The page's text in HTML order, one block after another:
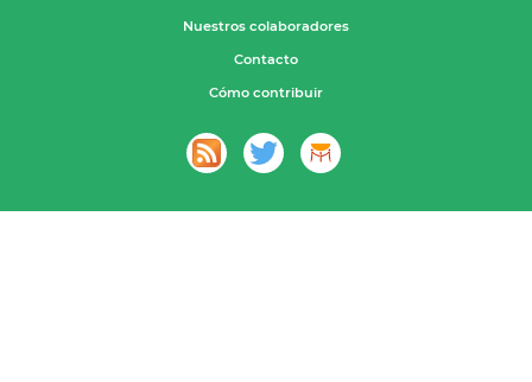
Nuestros colaboradores
Contacto
Cómo contribuir